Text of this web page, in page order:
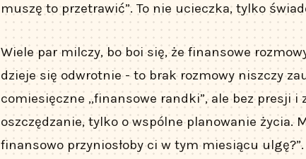
muszę to przetrawić”. To nie ucieczka, tylko
Wiele par milczy, bo boi się, że finansowe
dzieje się odwrotnie - to brak rozmowy niszczy
comiesięczne „finansowe randki”, ale bez presji i
oszczędzanie, tylko o wspólne planowanie życia.
finansowo przyniosłoby ci w tym miesiącu